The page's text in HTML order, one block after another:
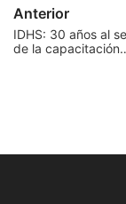
Anterior
IDHS: 30 años al
de la